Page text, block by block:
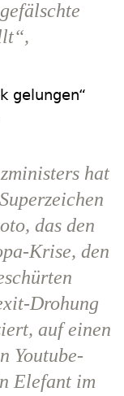
gelungen“
hat
das den
Krise, den
Drohung
auf einen
Youtube-
Elefant im